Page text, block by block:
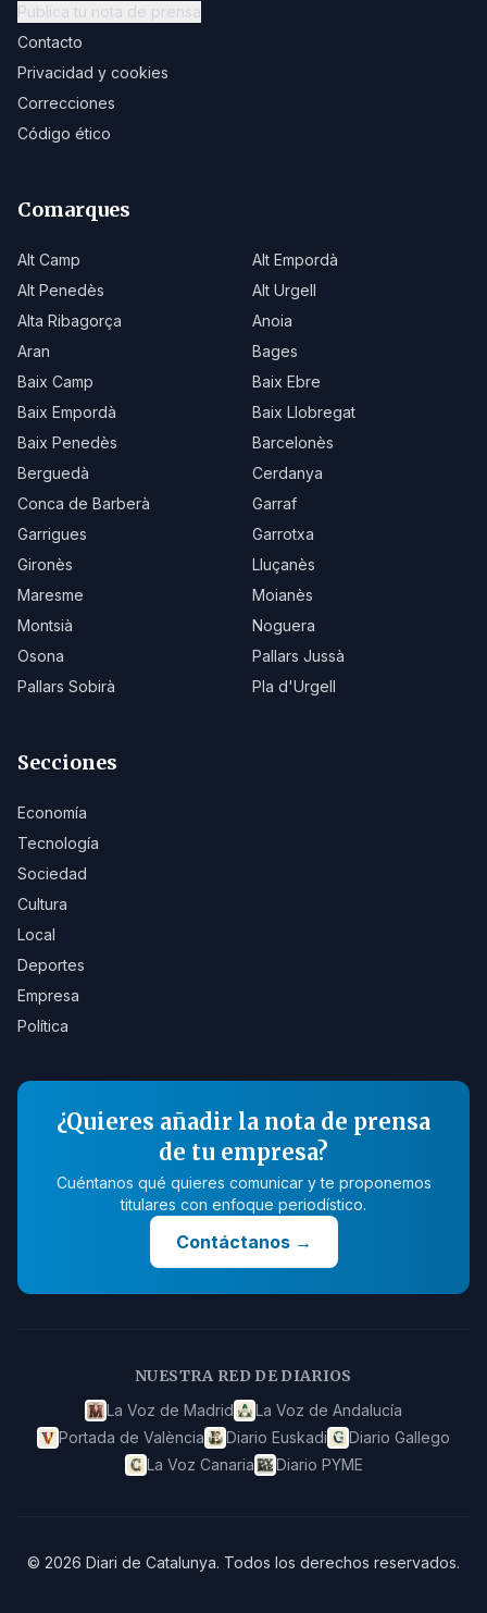
Publica tu nota de prensa
Contacto
Privacidad y cookies
Correcciones
Código ético
Comarques
Alt Camp
Alt Empordà
Alt Penedès
Alt Urgell
Alta Ribagorça
Anoia
Aran
Bages
Baix Camp
Baix Ebre
Baix Empordà
Baix Llobregat
Baix Penedès
Barcelonès
Berguedà
Cerdanya
Conca de Barberà
Garraf
Garrigues
Garrotxa
Gironès
Lluçanès
Maresme
Moianès
Montsià
Noguera
Osona
Pallars Jussà
Pallars Sobirà
Pla d'Urgell
Secciones
Economía
Tecnología
Sociedad
Cultura
Local
Deportes
Empresa
Política
¿Quieres añadir la nota de prensa
de tu empresa?
Cuéntanos qué quieres comunicar y te proponemos
titulares con enfoque periodístico.
Contáctanos→
NUESTRA RED DE DIARIOS
La Voz de Madrid
La Voz de Andalucía
Portada de València
Diario Euskadi
Diario Gallego
La Voz Canaria
Diario PYME
© 2026 Diari de Catalunya. Todos los derechos reservados.